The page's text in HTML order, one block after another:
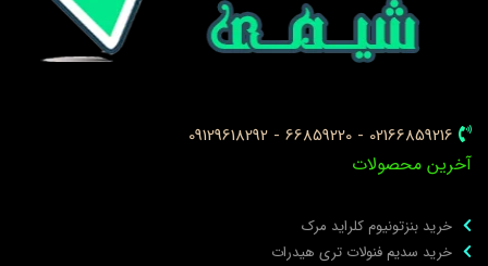
02166859216 - 66859220 - 09129618292
محصولات
خرید بنزتونیوم کلراید مرک
خرید سدیم فنولات تری هیدرات